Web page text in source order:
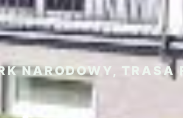
NARODOWY, TRASA